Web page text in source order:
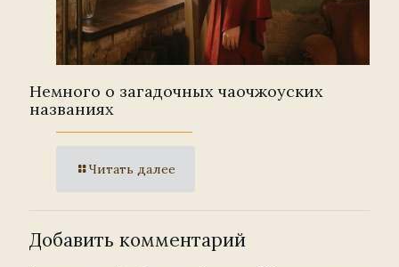
Немного о загадочных чаочжоуских
названиях
Читать далее
Добавить комментарий